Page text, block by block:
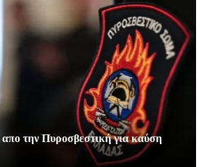
την Πυροσβεστική για καύση